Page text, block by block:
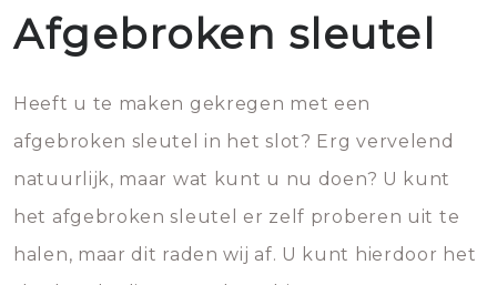
Afgebroken sleutel
Heeft u te maken gekregen met een
afgebroken sleutel in het slot? Erg vervelend
natuurlijk, maar wat kunt u nu doen? U kunt
het afgebroken sleutel er zelf proberen uit te
halen, maar dit raden wij af. U kunt hierdoor het